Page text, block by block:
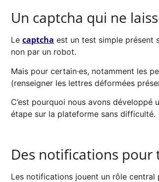
Un captcha qui ne
Le captcha est un test simple présent
non par un robot.
Mais pour certain·es, notamment les
(renseigner les lettres déformées
C’est pourquoi nous avons
étape sur la plateforme sans difficulté.
Des notifications pour
Les notifications jouent un rôle central